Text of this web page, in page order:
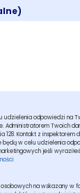
udzielenia odpowiedzi na
Twoich
128. Kontakt z inspektorem
będą w celu udzielenia
jeśli
na wskazany w